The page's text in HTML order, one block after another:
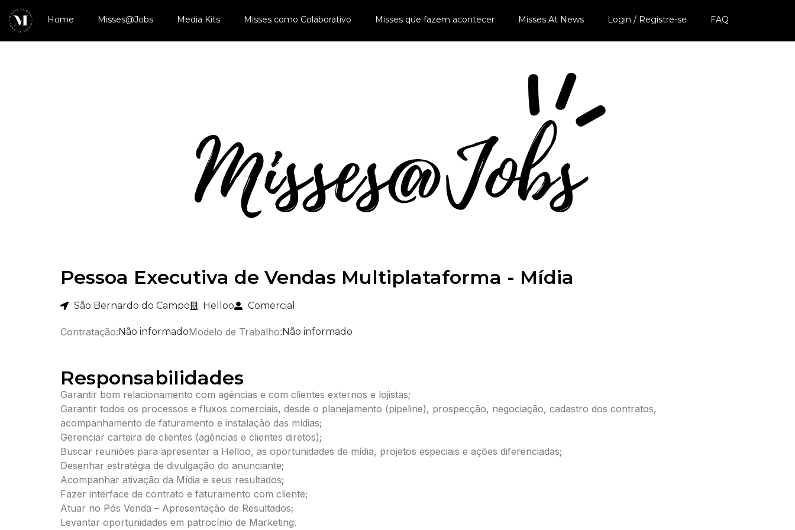
Home Misses@Jobs Media Kits Misses como Colaborativo Misses que fazem acontecer Misses At News Login / Registre-se FAQ
Pessoa Executiva de Vendas Multiplataforma - Mídia
São Bernardo do Campo Helloo Comercial
Contratação:Não informadoModelo de Trabalho:Não informado
Responsabilidades
Garantir bom relacionamento com agências e com clientes externos e lojistas;
Garantir todos os processos e fluxos comerciais, desde o planejamento (pipeline), prospecção, negociação, cadastro dos contratos,
acompanhamento de faturamento e instalação das mídias;
Gerenciar carteira de clientes (agências e clientes diretos);
Buscar reuniões para apresentar a Helloo, as oportunidades de mídia, projetos especiais e ações diferenciadas;
Desenhar estratégia de divulgação do anunciante;
Acompanhar ativação da Mídia e seus resultados;
Fazer interface de contrato e faturamento com cliente;
Atuar no Pós Venda – Apresentação de Resultados;
Levantar oportunidades em patrocínio de Marketing.